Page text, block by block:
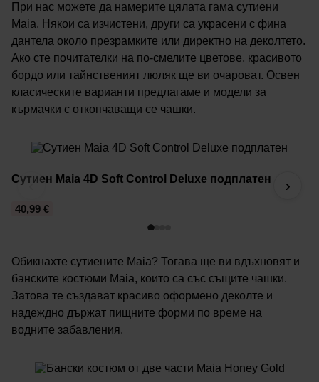
При нас можете да намерите цялата гама сутиени
Maia. Някои са изчистени, други са украсени с фина
дантела около презрамките или директно на деколтето.
Ако сте почитателки на по-смелите цветове, красивото
бордо или тайнственият люляк ще ви очароват. Освен
класическите варианти предлагаме и модели за
кърмачки с откопчаващи се чашки.
‹
Сутиен Maia 4D Soft Control Deluxe подплатен
40,99 €
›
Обикнахте сутиените Maia? Тогава ще ви вдъхновят и
банските костюми Maia, които са със същите чашки.
Затова те създават красиво оформено деколте и
надеждно държат пищните форми по време на
водните забавления.